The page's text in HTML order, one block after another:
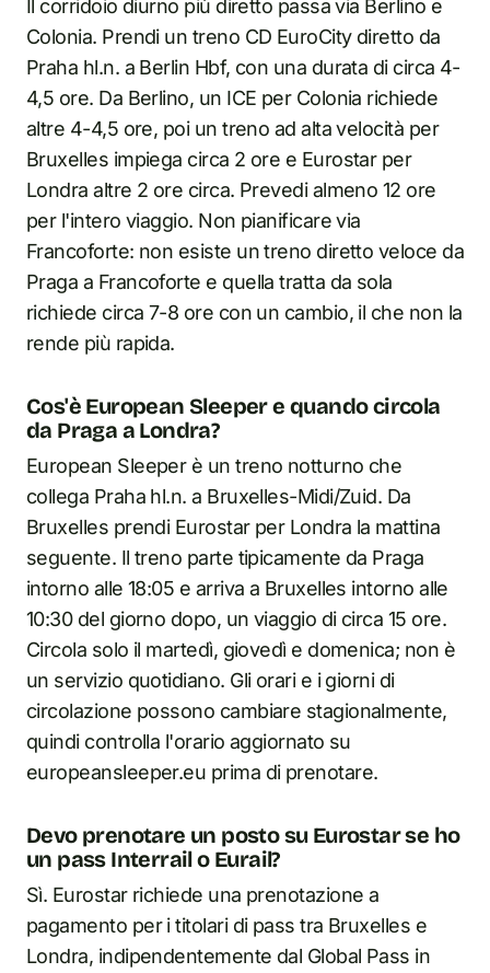
Il corridoio diurno più diretto passa via Berlino e
Colonia. Prendi un treno CD EuroCity diretto da
Praha hl.n. a Berlin Hbf, con una durata di circa 4-
4,5 ore. Da Berlino, un ICE per Colonia richiede
altre 4-4,5 ore, poi un treno ad alta velocità per
Bruxelles impiega circa 2 ore e Eurostar per
Londra altre 2 ore circa. Prevedi almeno 12 ore
per l'intero viaggio. Non pianificare via
Francoforte: non esiste un treno diretto veloce da
Praga a Francoforte e quella tratta da sola
richiede circa 7-8 ore con un cambio, il che non la
rende più rapida.
Cos'è European Sleeper e quando circola
da Praga a Londra?
European Sleeper è un treno notturno che
collega Praha hl.n. a Bruxelles-Midi/Zuid. Da
Bruxelles prendi Eurostar per Londra la mattina
seguente. Il treno parte tipicamente da Praga
intorno alle 18:05 e arriva a Bruxelles intorno alle
10:30 del giorno dopo, un viaggio di circa 15 ore.
Circola solo il martedì, giovedì e domenica; non è
un servizio quotidiano. Gli orari e i giorni di
circolazione possono cambiare stagionalmente,
quindi controlla l'orario aggiornato su
europeansleeper.eu prima di prenotare.
Devo prenotare un posto su Eurostar se ho
un pass Interrail o Eurail?
Sì. Eurostar richiede una prenotazione a
pagamento per i titolari di pass tra Bruxelles e
Londra, indipendentemente dal Global Pass in